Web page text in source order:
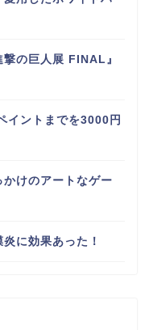
の巨人展 FINAL』
イントまでを3000円
かけのアートなゲー
に効果あった！